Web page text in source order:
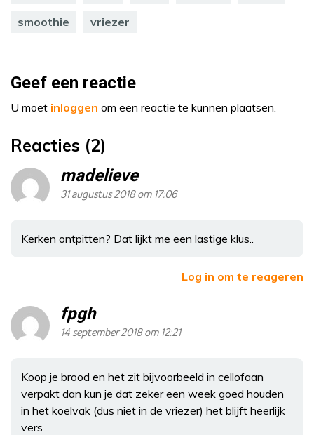
smoothie vriezer
Geef een reactie
U moet inloggen om een reactie te kunnen plaatsen.
Reacties (2)
madelieve
31 augustus 2018 om 17:06
Kerken ontpitten? Dat lijkt me een lastige klus..
Log in om te reageren
fpgh
14 september 2018 om 12:21
Koop je brood en het zit bijvoorbeeld in cellofaan
verpakt dan kun je dat zeker een week goed houden
in het koelvak (dus niet in de vriezer) het blijft heerlijk
vers